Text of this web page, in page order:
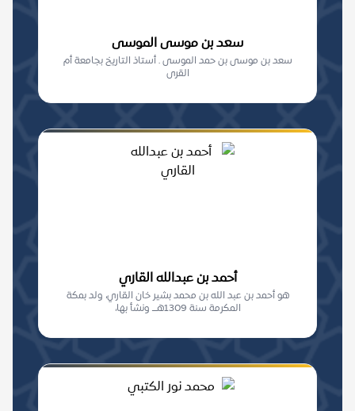
سعد بن موسى الموسى
سعد بن موسى بن حمد الموسى . أستاذ التاريخ بجامعة أم
القرى
أحمد بن عبدالله القاري
هو أحمد بن عبد الله بن محمد بشير خان القاري، ولد بمكة
المكرمة سنة 1309هـــ ونشأ بها،